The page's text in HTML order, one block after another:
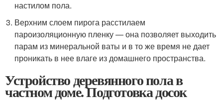
настилом пола.
Верхним слоем пирога расстилаем
пароизоляционную пленку — она позволяет выходить
парам из минеральной ваты и в то же время не дает
проникать в нее влаге из домашнего пространства.
Устройство деревянного пола в
частном доме. Подготовка досок